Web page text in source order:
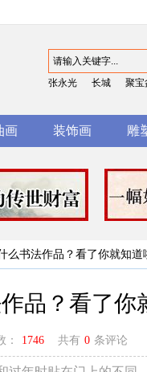
张永光 长城 聚宝
画 装饰画 雕
么书法作品？看了你就知道
品？看了你
1746 共有 0 条评论